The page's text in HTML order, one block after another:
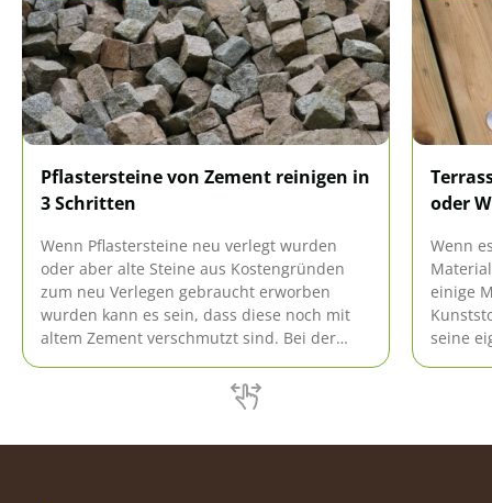
Pflastersteine von Zement reinigen in
3 Schritten
Wenn Pflastersteine neu verlegt wurden
oder aber alte Steine aus Kostengründen
zum neu Verlegen gebraucht erworben
wurden kann es sein, dass diese noch mit
altem Zement verschmutzt sind. Bei der
Pflastersteine zu beachten, damit das
richtige Verfahren gewählt werden kann.
oder
Wenn
einige
seine